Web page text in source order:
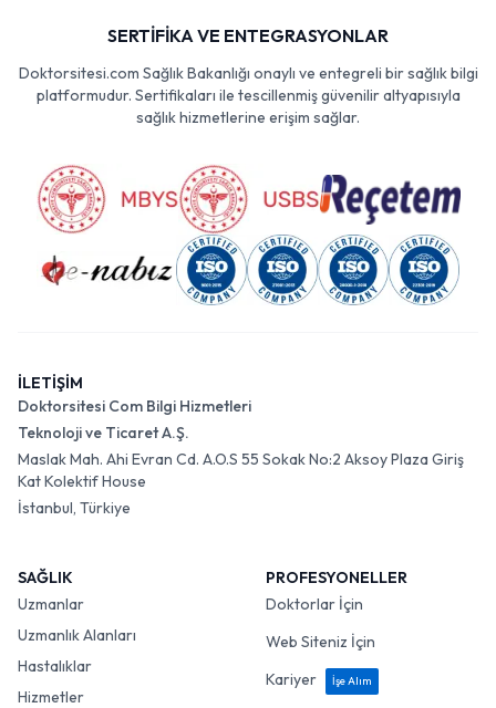
SERTİFİKA VE ENTEGRASYONLAR
Doktorsitesi.com Sağlık Bakanlığı onaylı ve entegreli bir sağlık bilgi
platformudur. Sertifikaları ile tescillenmiş güvenilir altyapısıyla
sağlık hizmetlerine erişim sağlar.
İLETİŞİM
Doktorsitesi Com Bilgi Hizmetleri
Teknoloji ve Ticaret A.Ş.
Maslak Mah. Ahi Evran Cd. A.O.S 55 Sokak No:2 Aksoy Plaza Giriş
Kat Kolektif House
İstanbul, Türkiye
SAĞLIK
Uzmanlar
Uzmanlık Alanları
Hastalıklar
Hizmetler
PROFESYONELLER
Doktorlar İçin
Web Siteniz İçin
Kariyer
İşe Alım